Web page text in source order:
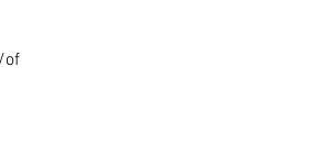
of